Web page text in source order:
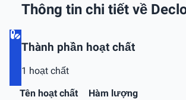
Thông tin chi tiết về
Thành phần hoạt chất
1 hoạt chất
Tên hoạt chất
Hàm lượng